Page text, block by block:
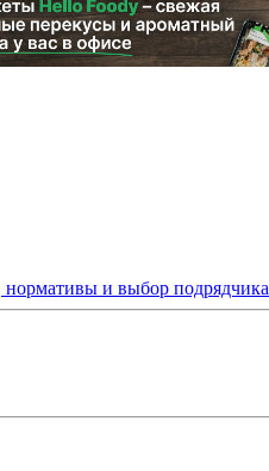
нормативы и выбор подрядчика